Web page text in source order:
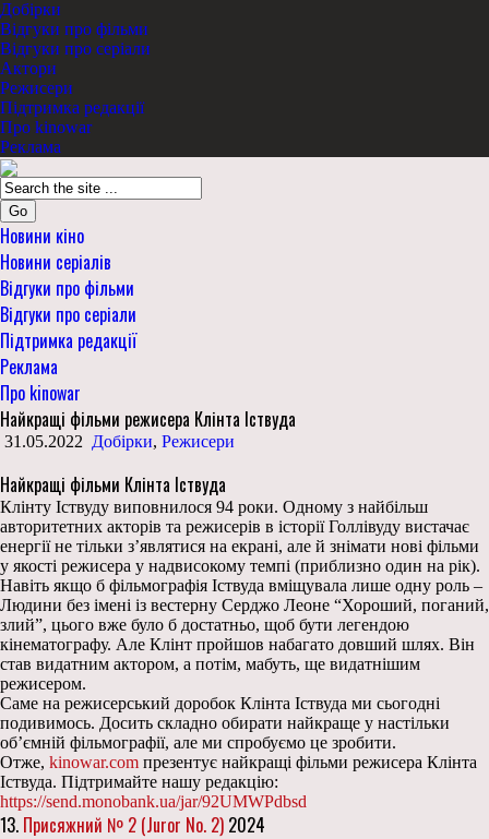
Добірки
Відгуки про фільми
Відгуки про серіали
Актори
Режисери
Підтримка редакції
Про kinowar
Реклама
Go
Новини кіно
Новини серіалів
Відгуки про фільми
Відгуки про серіали
Підтримка редакції
Реклама
Про kinowar
Найкращі фільми режисера Клінта Іствуда
31.05.2022 Добірки, Режисери
Найкращі фільми Клінта Іствуда
Клінту Іствуду виповнилося 94 роки. Одному з найбільш
авторитетних акторів та режисерів в історії Голлівуду вистачає
енергії не тільки з’являтися на екрані, але й знімати нові фільми
у якості режисера у надвисокому темпі (приблизно один на рік).
Навіть якщо б фільмографія Іствуда вміщувала лише одну роль –
Людини без імені із вестерну Серджо Леоне “Хороший, поганий,
злий”, цього вже було б достатньо, щоб бути легендою
кінематографу. Але Клінт пройшов набагато довший шлях. Він
став видатним актором, а потім, мабуть, ще видатнішим
режисером.
Саме на режисерський доробок Клінта Іствуда ми сьогодні
подивимось. Досить складно обирати найкраще у настільки
об’ємній фільмографії, але ми спробуємо це зробити.
Отже, kinowar.com презентує найкращі фільми режисера Клінта
Іствуда. Підтримайте нашу редакцію:
https://send.monobank.ua/jar/92UMWPdbsd
13. Присяжний № 2 (Juror No. 2) 2024